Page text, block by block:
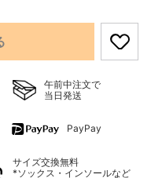
午前中注文で
当日発送
PayPay
サイズ交換無料
*ソックス・インソールなど